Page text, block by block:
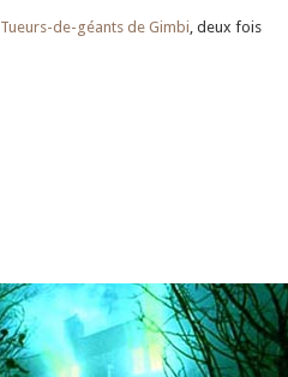
Tueurs-de-géants de Gimbi, deux fois